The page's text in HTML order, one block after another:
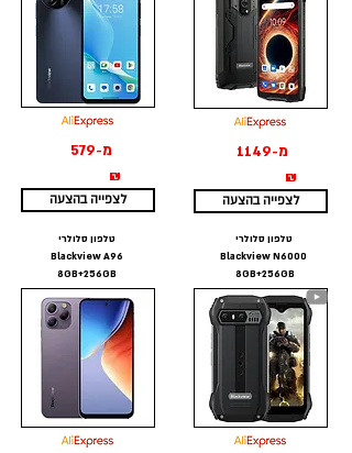
מ-579
₪
לצפייה בהצעה
טלפון סלולרי
Blackview A96
8GB+256GB
מ-1149
₪
לצפייה בהצעה
טלפון סלולרי
Blackview N6000
8GB+256GB